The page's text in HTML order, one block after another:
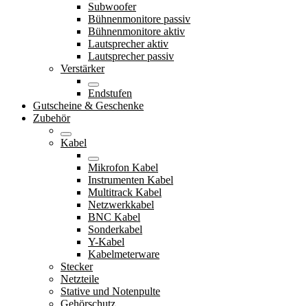
Subwoofer
Bühnenmonitore passiv
Bühnenmonitore aktiv
Lautsprecher aktiv
Lautsprecher passiv
Verstärker
Endstufen
Gutscheine & Geschenke
Zubehör
Kabel
Mikrofon Kabel
Instrumenten Kabel
Multitrack Kabel
Netzwerkkabel
BNC Kabel
Sonderkabel
Y-Kabel
Kabelmeterware
Stecker
Netzteile
Stative und Notenpulte